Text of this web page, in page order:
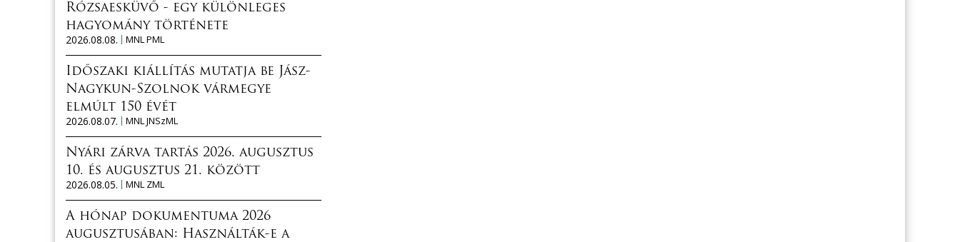
Rózsaesküvő - egy különleges
hagyomány története
2026.08.08.
MNL PML
Időszaki kiállítás mutatja be Jász-
Nagykun-Szolnok vármegye
elmúlt 150 évét
2026.08.07.
MNL JNSzML
Nyári zárva tartás 2026. augusztus
10. és augusztus 21. között
2026.08.05.
MNL ZML
A hónap dokumentuma 2026
augusztusában: Használták-e a